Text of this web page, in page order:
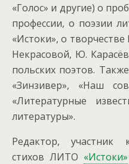
«Голос» и другие) о
профессии, о поэзии
«Истоки», о
Некрасовой, Ю.
польских поэтов.
«Зинзивер», «Наш
«Литературные
литературы».
Редактор, участник
стихов ЛИТО «Истоки»